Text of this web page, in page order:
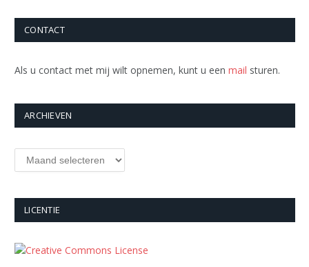
CONTACT
Als u contact met mij wilt opnemen, kunt u een mail sturen.
ARCHIEVEN
Archieven
LICENTIE